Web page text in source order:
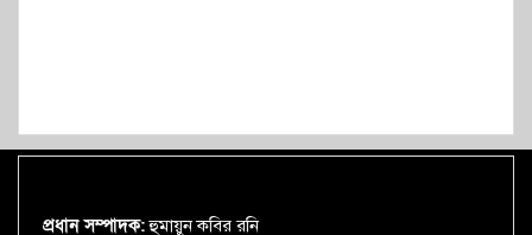
প্রধান সম্পাদক:হুমায়ুন কবির রনি